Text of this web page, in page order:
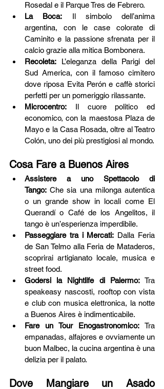
Rosedal e il Parque Tres de Febrero.
La Boca: Il simbolo dell’anima
argentina, con le case colorate di
Caminito e la passione sfrenata per il
calcio grazie alla mitica Bombonera.
Recoleta: L’eleganza della Parigi del
Sud America, con il famoso cimitero
dove riposa Evita Perón e caffè storici
perfetti per un pomeriggio rilassante.
Microcentro: Il cuore politico ed
economico, con la maestosa Plaza de
Mayo e la Casa Rosada, oltre al Teatro
Colón, uno dei più prestigiosi al mondo.
Cosa Fare a Buenos Aires
Assistere a uno Spettacolo di
Tango: Che sia una milonga autentica
o un grande show in locali come El
Querandí o Café de los Angelitos, il
tango è un’esperienza imperdibile.
Passeggiare tra i Mercati: Dalla Feria
de San Telmo alla Feria de Mataderos,
scoprirai artigianato locale, musica e
street food.
Godersi la Nightlife di Palermo: Tra
speakeasy nascosti, rooftop con vista
e club con musica elettronica, la notte
a Buenos Aires è indimenticabile.
Fare un Tour Enogastronomico: Tra
empanadas, alfajores e ovviamente un
buon Malbec, la cucina argentina è una
delizia per il palato.
Dove Mangiare un Asado